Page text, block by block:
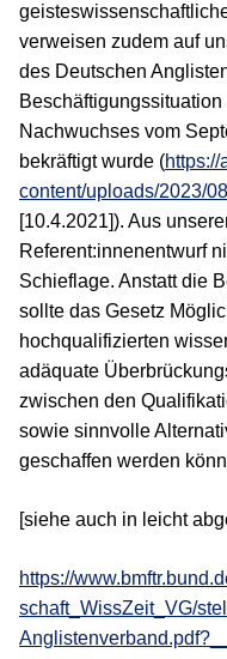
verweisen zudem auf
des Deutschen
Nachwuchses vom
bekräftigt wurde (
content/uploads/2023/
[10.4.2021]). Aus
Referent:innenentwurf
Schieflage. Anstatt die
sollte das Gesetz
hochqualifizierten
adäquate
zwischen den
sowie sinnvolle
geschaffen werden
[siehe auch in leicht
https://
schaft_WissZeit_VG/